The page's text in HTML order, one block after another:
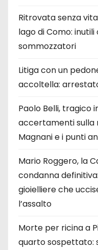
Ritrovata senza
lago di Como:
sommozzatori
Litiga con un
accoltella:
Paolo Belli, tragico
accertamenti sulla
Magnani e i punti
Mario Roggero, la
condanna
gioielliere che
l’assalto
Morte per ricina a
quarto sospettato: